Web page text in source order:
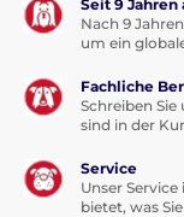
Seit 9
Nach 9
um ein
Fachliche
Schreiben Sie
sind in der
Service
Unser
bietet, was